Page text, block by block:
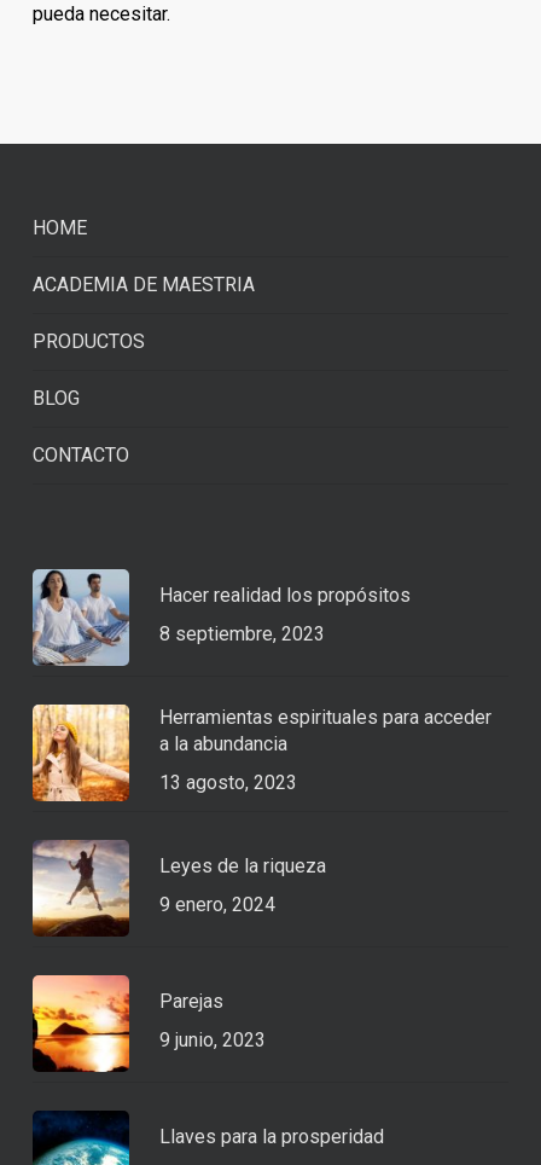
pueda necesitar.
HOME
ACADEMIA DE MAESTRIA
PRODUCTOS
BLOG
CONTACTO
Hacer realidad los propósitos
8 septiembre, 2023
Herramientas espirituales para acceder
a la abundancia
13 agosto, 2023
Leyes de la riqueza
9 enero, 2024
Parejas
9 junio, 2023
Llaves para la prosperidad